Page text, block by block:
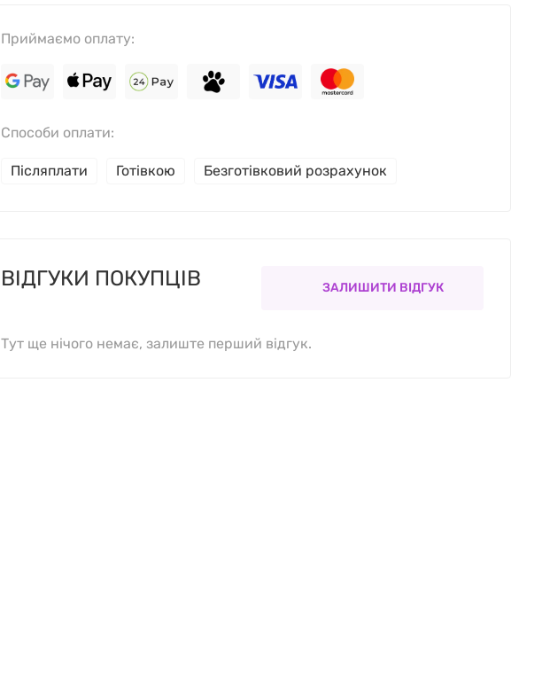
Приймаємо оплату:
Способи оплати:
Післяплати Готівкою Безготівковий розрахунок
ВІДГУКИ ПОКУПЦІВ ЗАЛИШИТИ ВІДГУК
Тут ще нічого немає, залиште перший відгук.